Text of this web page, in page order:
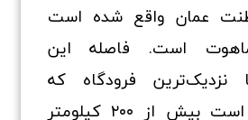
عمان واقع شده است
ماهوت است. فاصله این
نزدیک‌ترین فرودگاه که
فرودگاه سیب است بیش از ۲۰۰ کیلومتر